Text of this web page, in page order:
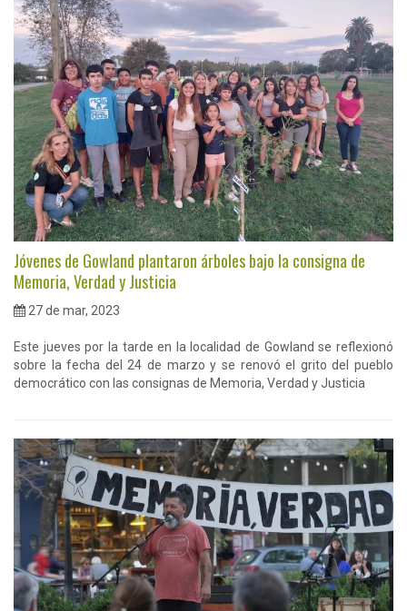
Jóvenes de Gowland plantaron árboles bajo la consigna de
Memoria, Verdad y Justicia
27 de mar, 2023
Este jueves por la tarde en la localidad de Gowland se reflexionó
sobre la fecha del 24 de marzo y se renovó el grito del pueblo
democrático con las consignas de Memoria, Verdad y Justicia